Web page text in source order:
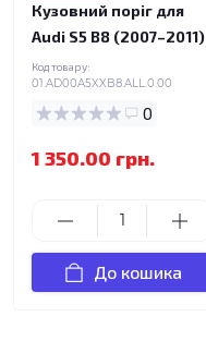
Кузовний поріг для
Audi S5 B8 (2007–2011)
Код товару:
01.AD00A5XXB8.ALL.0.00
0
1 350.00 грн.
До кошика